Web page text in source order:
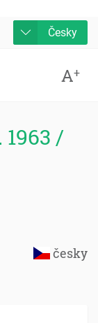
Česky
A+
/
česky